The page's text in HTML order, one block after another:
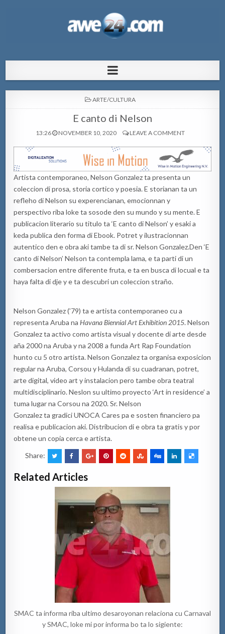
pa Aruba
POSTED
ARTE/CULTURA
E canto di Nelson
13:26 NOVEMBER 10, 2020 LEAVE A COMMENT
Artista contemporaneo, Nelson Gonzalez ta presenta un
coleccion di prosa, storia cortico y poesia. E storianan ta un
refleho di Nelson su experencianan, emocionnan y
perspectivo riba loke ta sosode den su mundo y su mente. E
publicacion literario su titulo ta ‘E canto di Nelson’ y esaki a
keda publica den forma di Ebook. Potret y ilustracionnan
autentico den e obra aki tambe ta di sr. Nelson Gonzalez.Den ‘E
canto di Nelson’ Nelson ta contempla lama, e ta parti di un
combersacion entre diferente fruta, e ta en busca di locual e ta
haya falta di dje y e ta descubri un coleccion straño.
Nelson Gonzalez (’79) ta e artista contemporaneo cu a
representa Aruba naHavana Biennial Art Exhibition 2015. Nelson
Gonzalez ta activo como artista visual y docente di arte desde
aña 2000 na Aruba y na 2008 a funda Art Rap Foundation
hunto cu 5 otro artista. Nelson Gonzalez ta organisa exposicion
regular na Aruba, Corsou y Hulanda di su cuadranan, potret,
arte digital, video art y instalacion pero tambe obra teatral
multidisciplinario. Neslon su ultimo proyecto ‘Art in residence’ a
tuma lugar na Corsou na 2020. Sr. Nelson
Gonzalez ta gradici UNOCA Cares pa e sosten financiero pa
realisa e publicacion aki. Distribucion di e obra ta gratis y por
obtene un copia cerca e artista.
Share:
Related Articles
SMAC ta informa riba ultimo desaroyonan relaciona cu Carnaval
y SMAC, loke mi por informa bo ta lo sigiente: